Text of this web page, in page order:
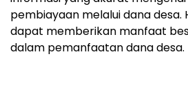
pembiayaan melalui dana desa.
dapat memberikan manfaat
dalam pemanfaatan dana desa.